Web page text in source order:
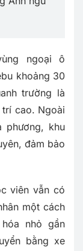
ngoại ô
khoảng 30
trường là
cao. Ngoài
phương, khu
đảm bảo
viên vẫn có
một cách
nhỏ gần
bằng xe